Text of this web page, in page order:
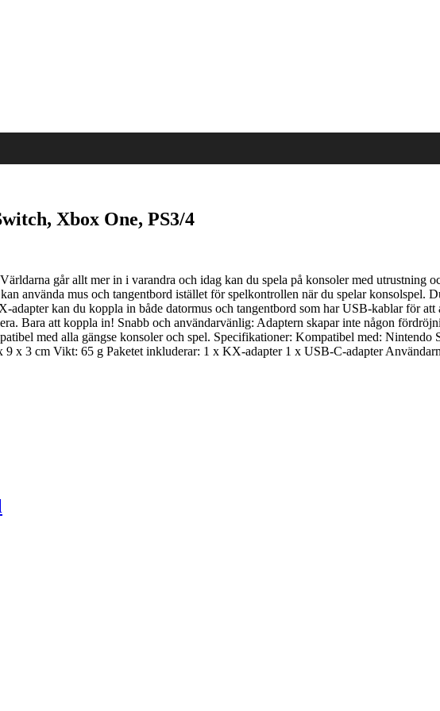
Xbox One, PS3/4
går allt mer in i varandra och idag kan du spela på konsoler med utrustning
använda mus och tangentbord istället för spelkontrollen när du spelar konsolspel.
kan du koppla in både datormus och tangentbord som har USB-kablar för
Bara att koppla in! Snabb och användarvänlig: Adaptern skapar inte någon
med alla gängse konsoler och spel. Specifikationer: Kompatibel med:
x 3 cm Vikt: 65 g Paketet inkluderar: 1 x KX-adapter 1 x USB-C-adapter